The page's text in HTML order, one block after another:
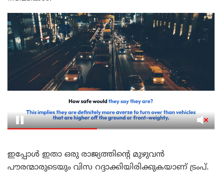
ഇപ്പോൾ ഇതാ ഒരു രാജ്യത്തിന്റെ മുഴുവൻ
പൗരന്മാരുടെയും വിസ റദ്ദാക്കിയിരിക്കുകയാണ് ട്രംപ്.